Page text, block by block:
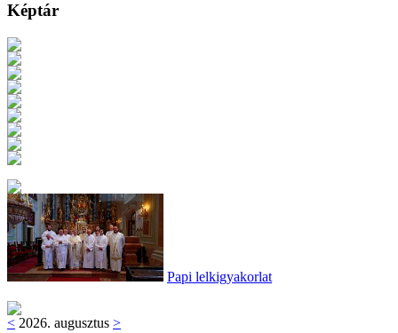
Képtár
Papi lelkigyakorlat
< 2026. augusztus >